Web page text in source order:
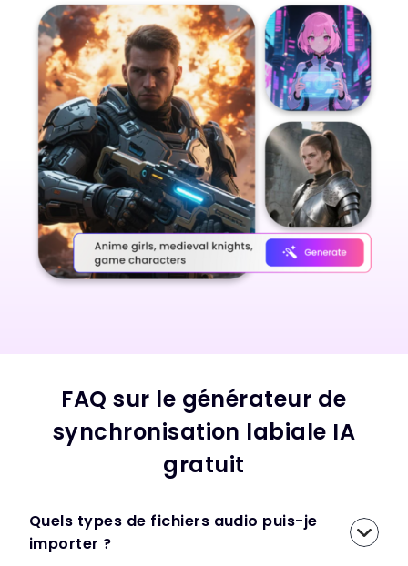
FAQ sur le générateur de
synchronisation labiale IA
gratuit
Quels types de fichiers audio puis-je
importer ?